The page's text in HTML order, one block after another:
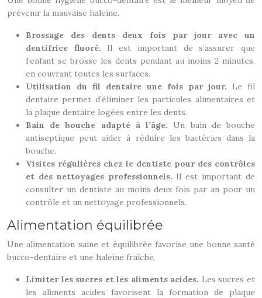
prévenir la mauvaise haleine.
Brossage des dents deux fois par jour avec un
dentifrice fluoré. Il est important de s’assurer que
l’enfant se brosse les dents pendant au moins 2 minutes,
en couvrant toutes les surfaces.
Utilisation du fil dentaire une fois par jour. Le fil
dentaire permet d’éliminer les particules alimentaires et
la plaque dentaire logées entre les dents.
Bain de bouche adapté à l’âge. Un bain de bouche
antiseptique peut aider à réduire les bactéries dans la
bouche.
Visites régulières chez le dentiste pour des contrôles
et des nettoyages professionnels. Il est important de
consulter un dentiste au moins deux fois par an pour un
contrôle et un nettoyage professionnels.
Alimentation équilibrée
Une alimentation saine et équilibrée favorise une bonne santé
bucco-dentaire et une haleine fraîche.
Limiter les sucres et les aliments acides. Les sucres et
les aliments acides favorisent la formation de plaque